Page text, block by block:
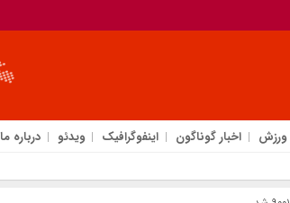
ورزش اخبار گوناگون اینفوگرافیک ویدئو درباره ما